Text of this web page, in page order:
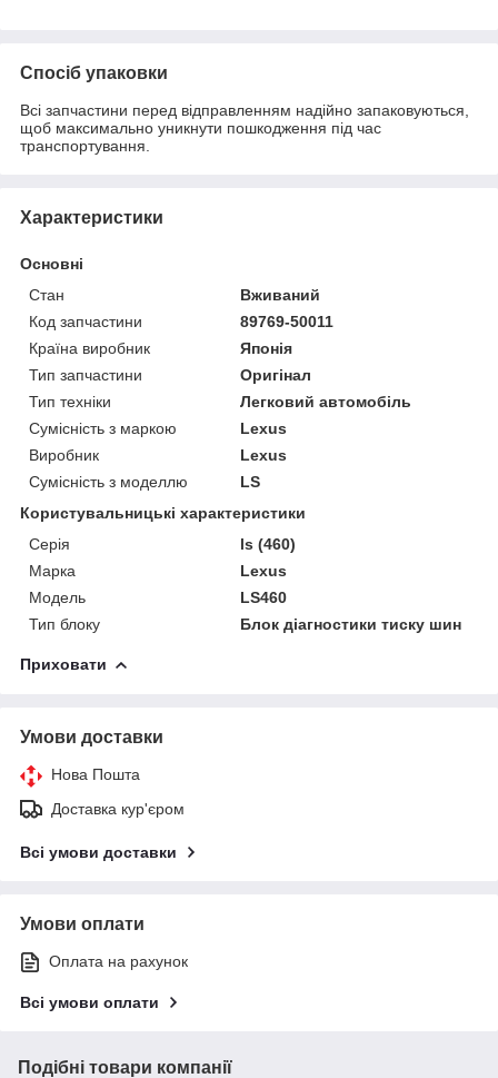
Спосіб упаковки
Всі запчастини перед відправленням надійно запаковуються,
щоб максимально уникнути пошкодження під час
транспортування.
Характеристики
Основні
Стан
Вживаний
Код запчастини
89769-50011
Країна виробник
Японія
Тип запчастини
Оригінал
Тип техніки
Легковий автомобіль
Сумісність з маркою
Lexus
Виробник
Lexus
Сумісність з моделлю
LS
Користувальницькі характеристики
Серія
ls (460)
Марка
Lexus
Модель
LS460
Тип блоку
Блок діагностики тиску шин
Приховати
Умови доставки
Нова Пошта
Доставка кур'єром
Всі умови доставки
Умови оплати
Оплата на рахунок
Всі умови оплати
Подібні товари компанії